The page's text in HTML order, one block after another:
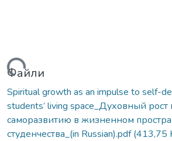
Файли
Spiritual growth as an impulse to self-
students’ living space_Духовный рост
саморазвитию в жизненном
студенчества_(in Russian).pdf(413,75